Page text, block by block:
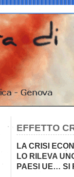
EFFETTO
LA CRISI
LO RILEVA
PAESI UE… SI